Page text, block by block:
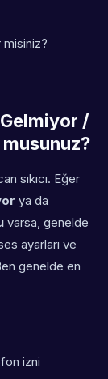
misiniz?
/
sıkıcı. Eğer
ya da
varsa, genelde
ayarları ve
genelde en
izni